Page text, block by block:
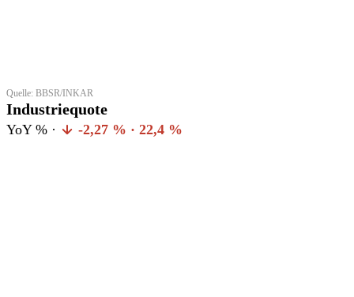
Quelle: BBSR/INKAR
Industriequote
YoY % · -2,27 % · 22,4 %